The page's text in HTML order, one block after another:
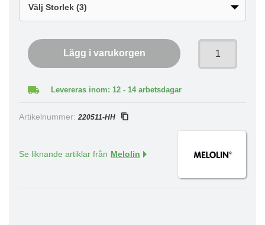
Lägg i varukorgen
Levereras inom: 12 - 14 arbetsdagar
Artikelnummer: 220511-HH
Se liknande artiklar från Melolin